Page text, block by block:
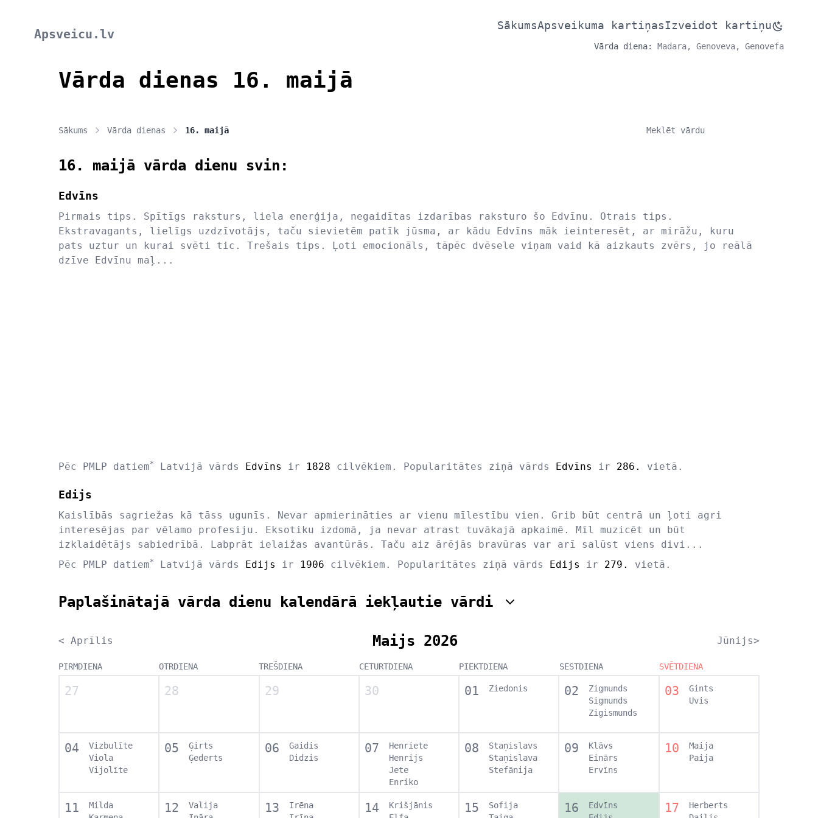
Apsveicu.lv
SākumsApsveikuma kartiņasIzveidot kartiņu
Vārda diena: Madara, Genoveva, Genovefa
Vārda dienas 16. maijā
Sākums Vārda dienas 16. maijā
16. maijā vārda dienu svin:
Edvīns
Pirmais tips. Spītīgs raksturs, liela enerģija, negaidītas izdarības raksturo šo Edvīnu. Otrais tips.
Ekstravagants, lielīgs uzdzīvotājs, taču sievietēm patīk jūsma, ar kādu Edvīns māk ieinteresēt, ar mirāžu, kuru
pats uztur un kurai svēti tic. Trešais tips. Ļoti emocionāls, tāpēc dvēsele viņam vaid kā aizkauts zvērs, jo reālā
dzīve Edvīnu maļ...
Pēc PMLP datiem* Latvijā vārds Edvīns ir 1828 cilvēkiem. Popularitātes ziņā vārds Edvīns ir 286. vietā.
Edijs
Kaislībās sagriežas kā tāss ugunīs. Nevar apmierināties ar vienu mīlestību vien. Grib būt centrā un ļoti agri
interesējas par vēlamo profesiju. Eksotiku izdomā, ja nevar atrast tuvākajā apkaimē. Mīl muzicēt un būt
izklaidētājs sabiedrībā. Labprāt ielaižas avantūrās. Taču aiz ārējās bravūras var arī salūst viens divi...
Pēc PMLP datiem* Latvijā vārds Edijs ir 1906 cilvēkiem. Popularitātes ziņā vārds Edijs ir 279. vietā.
Paplašinātajā vārda dienu kalendārā iekļautie vārdi
< Aprīlis Maijs 2026 Jūnijs>
PIRMDIENA OTRDIENA TREŠDIENA CETURTDIENA PIEKTDIENA SESTDIENA SVĒTDIENA
27 28 29 30 01 Ziedonis 02
Zigmunds
Sigmunds
Zigismunds
03
Gints
Uvis
04
Vizbulīte
Viola
Vijolīte
05
Ģirts
Ģederts
06
Gaidis
Didzis
07
Henriete
Henrijs
Jete
Enriko
08
Staņislavs
Staņislava
Stefānija
09
Klāvs
Einārs
Ervīns
10
Maija
Paija
11
Milda
12
Valija
13
Irēna
14
Krišjānis
15
Sofija
16
Edvīns
17
Herberts